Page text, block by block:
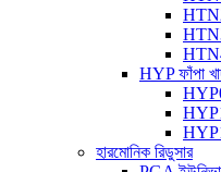
HYP ফাঁপা
হারমোনিক রিডুসার